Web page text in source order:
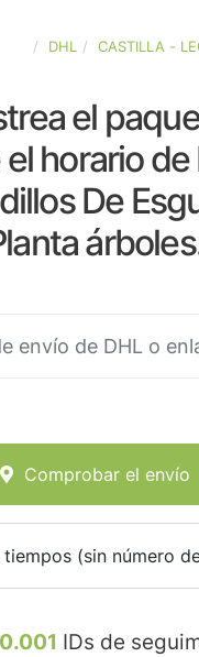
DHL CASTILLA -
el
horario de
De
Comprobar el envío
(sin número
IDs de